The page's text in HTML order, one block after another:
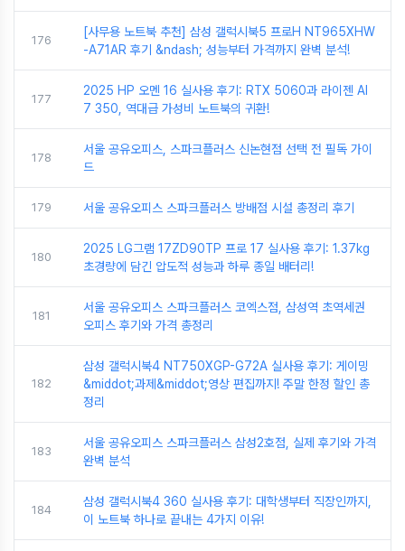
176
[사무용 노트북 추천] 삼성 갤럭시북5 프로H NT965XHW
-A71AR 후기 &ndash; 성능부터 가격까지 완벽 분석!
177
2025 HP 오멘 16 실사용 후기: RTX 5060과 라이젠 AI
7 350, 역대급 가성비 노트북의 귀환!
178
서울 공유오피스, 스파크플러스 신논현점 선택 전 필독 가이
드
179 서울 공유오피스 스파크플러스 방배점 시설 총정리 후기
180
2025 LG그램 17ZD90TP 프로 17 실사용 후기: 1.37kg
초경량에 담긴 압도적 성능과 하루 종일 배터리!
181
서울 공유오피스 스파크플러스 코엑스점, 삼성역 초역세권
오피스 후기와 가격 총정리
182
삼성 갤럭시북4 NT750XGP-G72A 실사용 후기: 게이밍
&middot;과제&middot;영상 편집까지! 주말 한정 할인 총
정리
183
서울 공유오피스 스파크플러스 삼성2호점, 실제 후기와 가격
완벽 분석
184
삼성 갤럭시북4 360 실사용 후기: 대학생부터 직장인까지,
이 노트북 하나로 끝내는 4가지 이유!